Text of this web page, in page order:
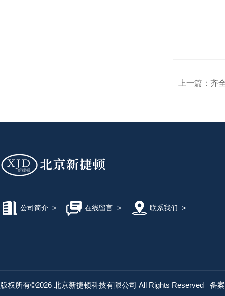
上一篇： 齐
公司简介 > 在线留言> 联系我们 >
版权所有©2026 北京新捷顿科技有限公司 All Rights Reserved 备